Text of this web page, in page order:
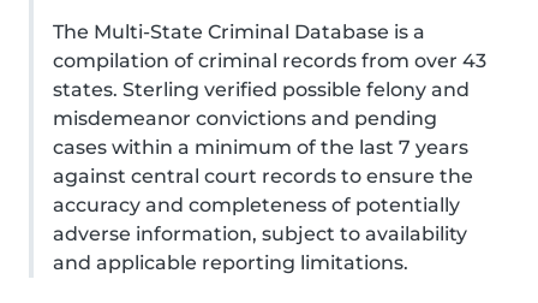
The Multi-State Criminal Database is a
compilation of criminal records from over 43
states. Sterling verified possible felony and
misdemeanor convictions and pending
cases within a minimum of the last 7 years
against central court records to ensure the
accuracy and completeness of potentially
adverse information, subject to availability
and applicable reporting limitations.